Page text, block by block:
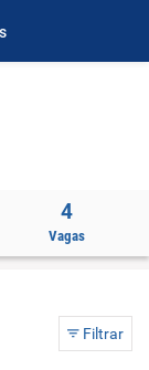
4
Vagas
Filtrar